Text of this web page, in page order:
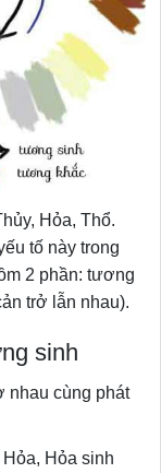
Hỏa, Thổ.
tố này trong
2 phần: tương
trở lẫn nhau).
sinh
nhau cùng phát
Hỏa sinh